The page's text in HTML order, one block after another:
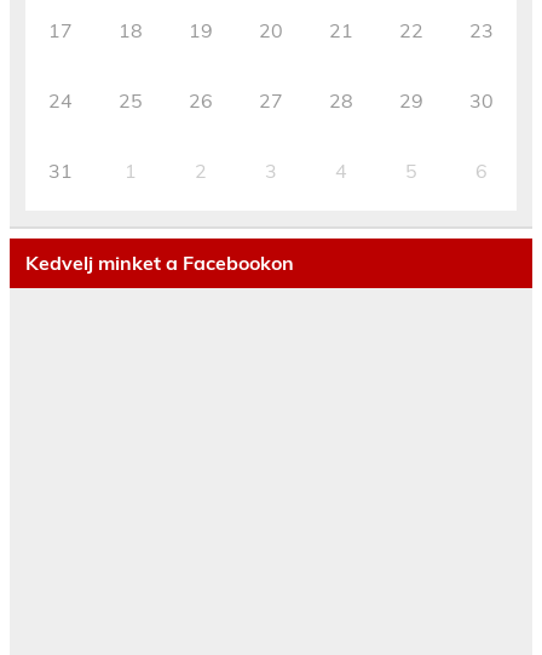
17 18 19 20 21 22 23
24 25 26 27 28 29 30
31 1 2 3 4 5 6
Kedvelj minket a Facebookon